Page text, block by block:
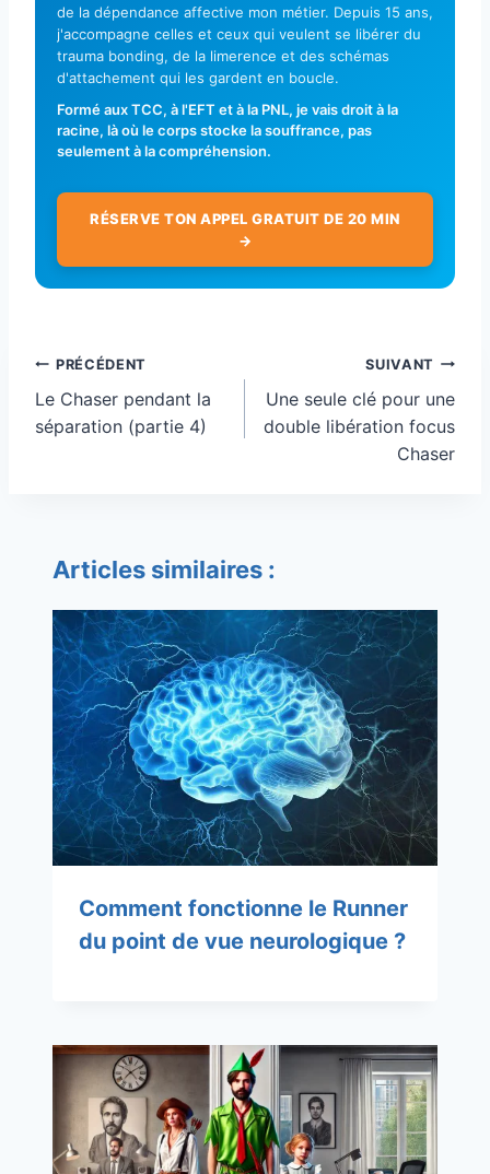
de la dépendance affective mon métier. Depuis 15 ans,
j'accompagne celles et ceux qui veulent se libérer du
trauma bonding, de la limerence et des schémas
d'attachement qui les gardent en boucle.
Formé aux TCC, à l'EFT et à la PNL, je vais droit à la
racine, là où le corps stocke la souffrance, pas
seulement à la compréhension.
RÉSERVE TON APPEL GRATUIT DE 20 MIN
→
Navigation
de
l’article
PRÉCÉDENT
Le Chaser pendant la
séparation (partie 4)
SUIVANT
Une seule clé pour une
double libération focus
Chaser
Articles similaires :
Comment fonctionne le Runner
du point de vue neurologique ?